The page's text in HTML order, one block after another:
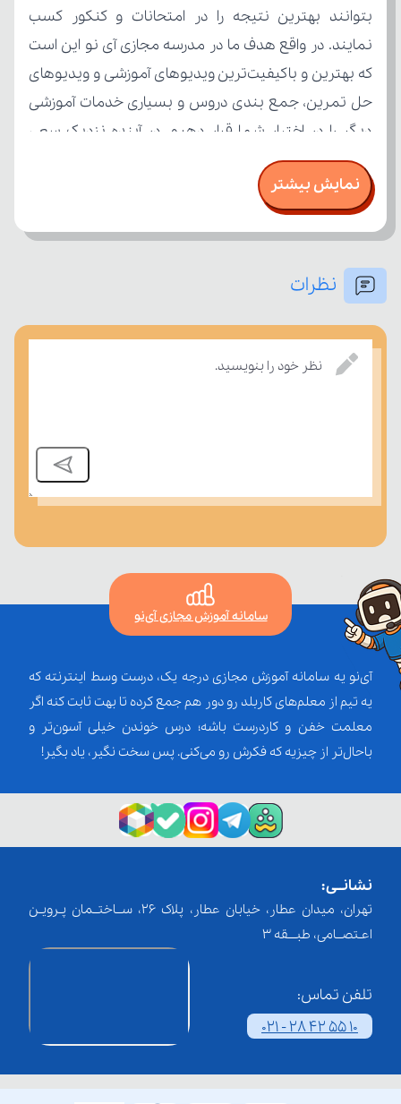
بسنجند.
نمایش بیشتر
نظرات
نظر خود را بنویسید.
سامانه آموزش مجازی آی‌نو
آی‌نو یه سامانه آموزش مجازی درجه یک، درست وسط اینترنته که
یه تیم از معلم‌‌های کاربلد رو دور هم جمع کرده تا بهت ثابت کنه اگر
معلمت خفن و کاردرست باشه؛ درس خوندن خیلی آسون‌تر و
باحال‌تر از چیزیه که فکرش رو می‌کنی. پس سخت نگیر، یاد بگیر!
نشانــی:
تهران، میدان عطار، خیابان عطار، پلاک 26، ســاختــمان پـرویـن
اعـتصــامی، طبـــقه 3
تلفن تماس:
021 - 28 42 55 10